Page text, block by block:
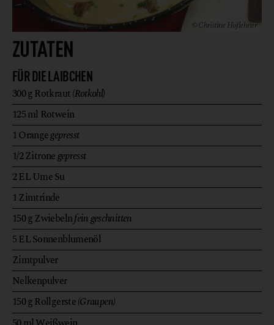
© Christine Höflehner
ZUTATEN
FÜR DIE LAIBCHEN
300gRotkraut(Rotkohl)
125ml Rotwein
1 Orangegepresst
1/2Zitronegepresst
2ELUme Su
1 Zimtrinde
150gZwiebelnfein geschnitten
5ELSonnenblumenöl
Zimtpulver
Nelkenpulver
150gRollgerste(Graupen)